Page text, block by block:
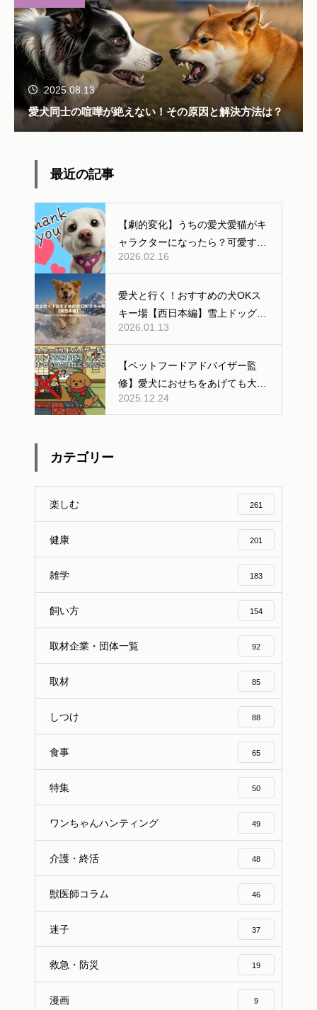
2025.08.13
愛犬同士の喧嘩が絶えない！その原因と解決方法は？
最近の記事
【劇的変化】うちの愛犬愛猫がキ
ャラクターになったら？可愛すぎ
る「AI変身」ギャラリー公開！
2026.02.16
愛犬と行く！おすすめの犬OKス
キー場【西日本編】雪上ドッグラ
ンあり
2026.01.13
【ペットフードアドバイザー監
修】愛犬におせちをあげても大丈
夫？人間用おせちの危険性と安全
な与え方
2025.12.24
カテゴリー
楽しむ 261
健康 201
雑学 183
飼い方 154
取材企業・団体一覧 92
取材 85
しつけ 88
食事 65
特集 50
ワンちゃんハンティング 49
介護・終活 48
獣医師コラム 46
迷子 37
救急・防災 19
漫画 9